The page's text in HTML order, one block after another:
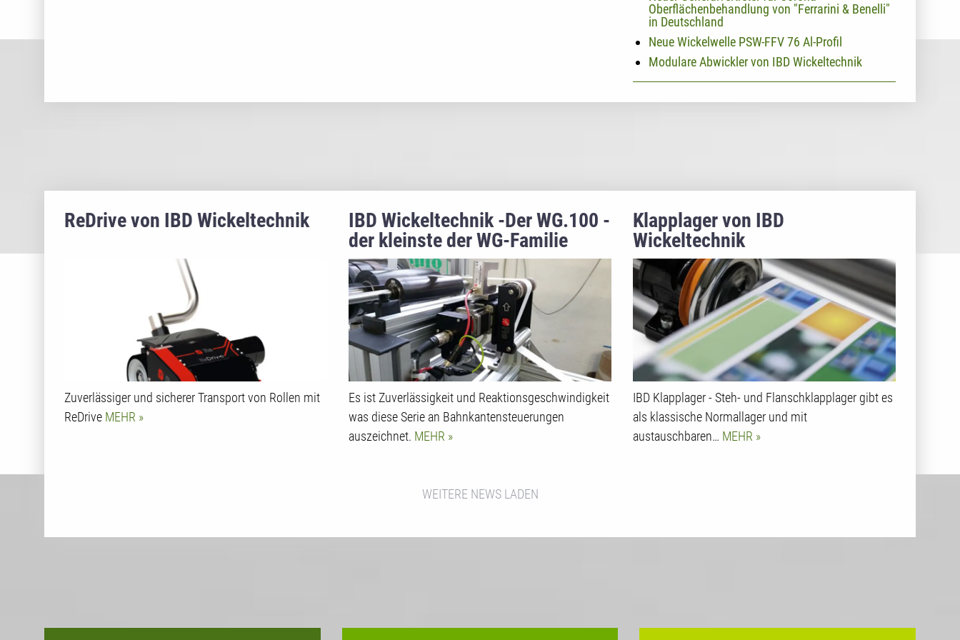
Oberflächenbehandlung von "Ferrarini & Benelli"
in Deutschland
Neue Wickelwelle PSW-FFV 76 Al-Profil
Modulare Abwickler von IBD Wickeltechnik
ReDrive von IBD Wickeltechnik
Zuverlässiger und sicherer Transport von Rollen mit
ReDrive MEHR
IBD Wickeltechnik -Der WG.100 -
der kleinste der WG-Familie
Es ist Zuverlässigkeit und Reaktionsgeschwindigkeit
was diese Serie an Bahnkantensteuerungen
auszeichnet. MEHR
Klapplager von IBD
Wickeltechnik
IBD Klapplager - Steh- und Flanschklapplager gibt es
als klassische Normallager und mit
austauschbaren… MEHR
WEITERE NEWS LADEN